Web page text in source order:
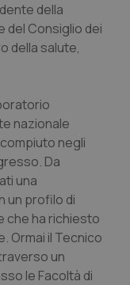
della
del Consiglio dei
della salute,
nazionale
negli
Da
una
un profilo di
che ha richiesto
Ormai il Tecnico
un
le Facoltà di